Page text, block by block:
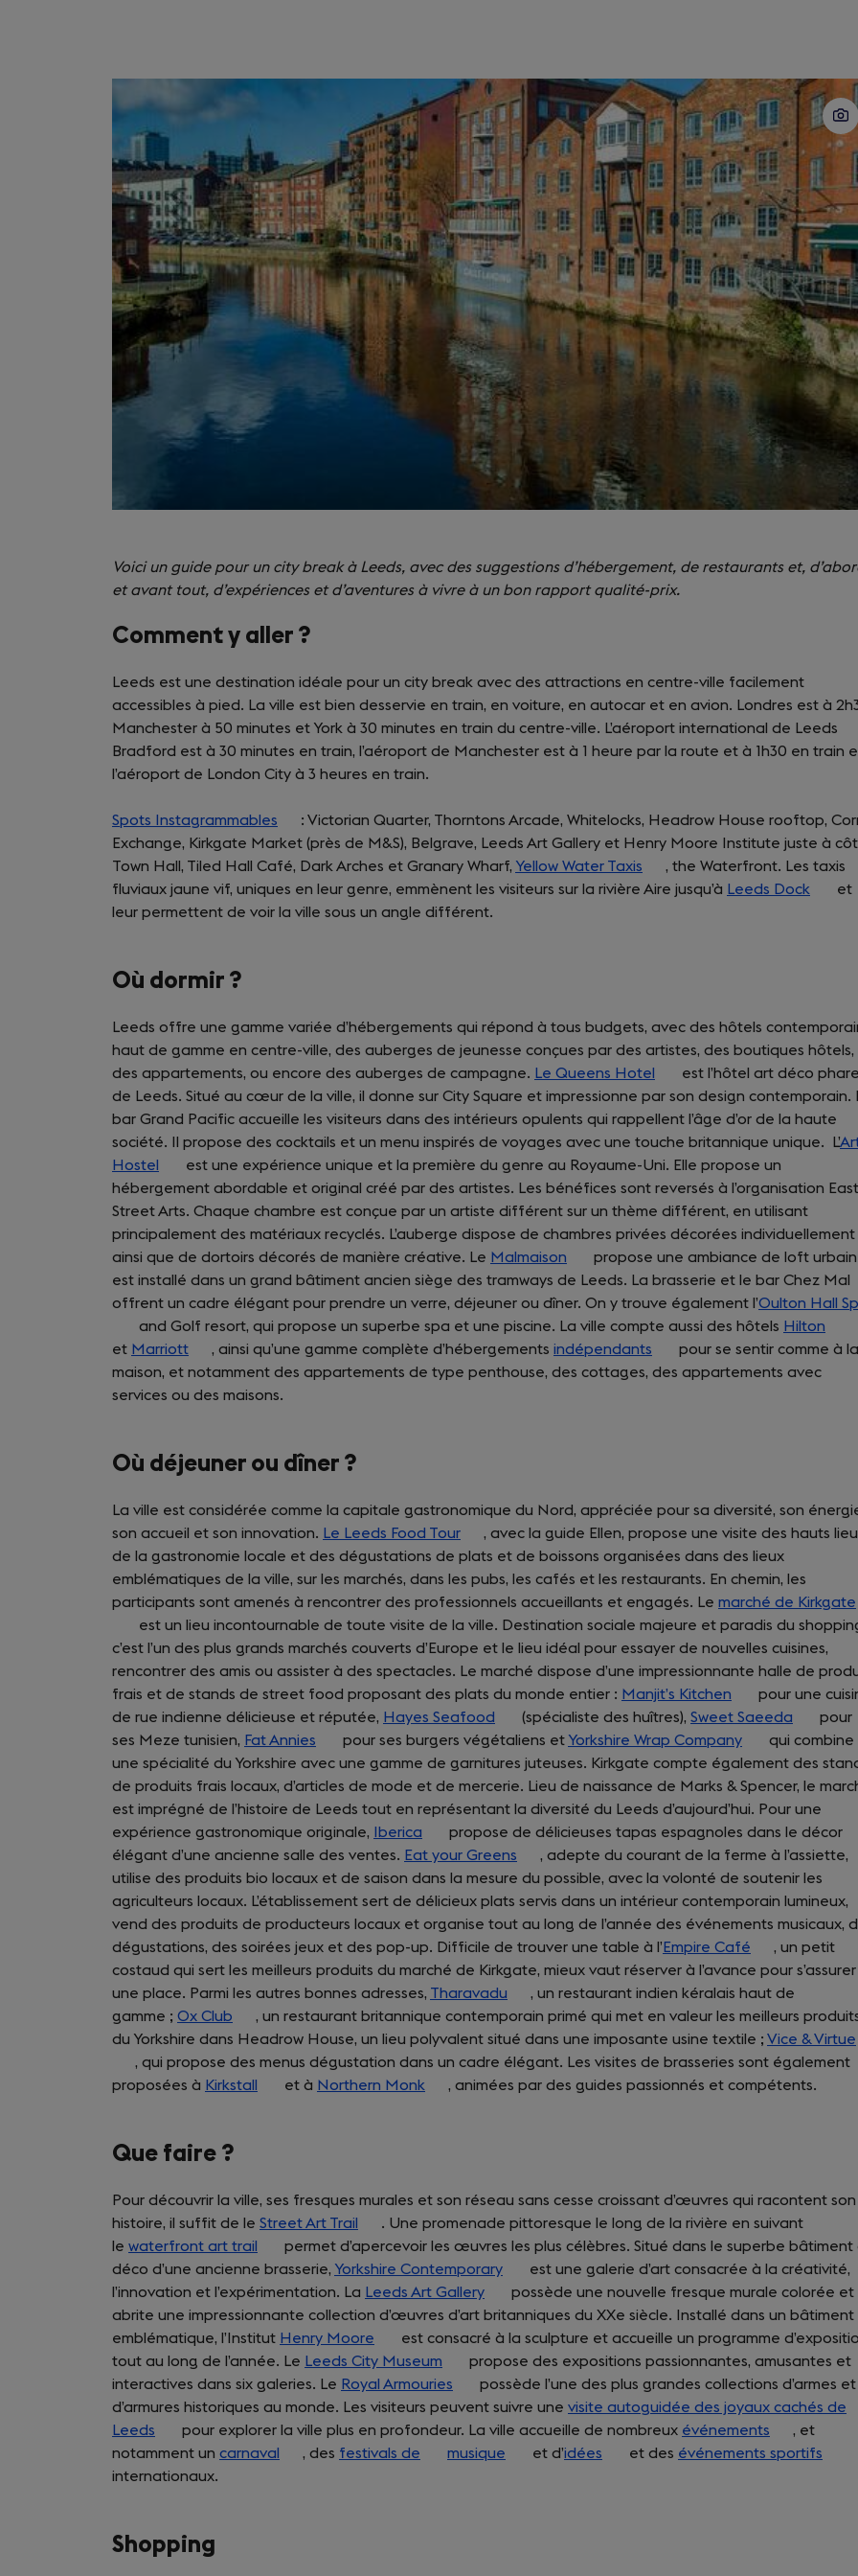
Voici un guide pour un city break à Leeds, avec des suggestions d’hébergement, de restaurants et,
et avant tout, d’expériences et d’aventures à vivre à un bon rapport qualité-prix.
Comment y aller ?
Leeds est une destination idéale pour un city break avec des attractions en centre-ville facilement
accessibles à pied. La ville est bien desservie en train, en voiture, en autocar et en avion. Londres est à
Manchester à 50 minutes et York à 30 minutes en train du centre-ville. L’aéroport international de Leeds
Bradford est à 30 minutes en train, l’aéroport de Manchester est à 1 heure par la route et à 1h30 en train
l’aéroport de London City à 3 heures en train.
Spots Instagrammables (opens
in
a
new
tab)
: Victorian Quarter, Thorntons Arcade, Whitelocks, Headrow House rooftop,
Exchange, Kirkgate Market (près de M&S), Belgrave, Leeds Art Gallery et Henry Moore Institute juste à
Town Hall, Tiled Hall Café, Dark Arches et Granary Wharf, Yellow Water Taxis (opens
in
, the Waterfront. Les taxis
fluviaux jaune vif, uniques en leur genre, emmènent les visiteurs sur la rivière Aire jusqu’à Leeds Dock (opens
et
leur permettent de voir la ville sous un angle différent.
Où dormir ?
Leeds offre une gamme variée d’hébergements qui répond à tous budgets, avec des hôtels
haut de gamme en centre-ville, des auberges de jeunesse conçues par des artistes, des boutiques hôtels,
des appartements, ou encore des auberges de campagne. Le Queens Hotel
(opens
in
a
new
tab)
est l’hôtel art déco phare
de Leeds. Situé au cœur de la ville, il donne sur City Square et impressionne par son design contemporain.
bar Grand Pacific accueille les visiteurs dans des intérieurs opulents qui rappellent l’âge d’or de la haute
société. Il propose des cocktails et un menu inspirés de voyages avec une touche britannique unique. L’
Hostel
(opens
in
a
new
tab)
est une expérience unique et la première du genre au Royaume-Uni. Elle propose un
hébergement abordable et original créé par des artistes. Les bénéfices sont reversés à l’organisation East
Street Arts. Chaque chambre est conçue par un artiste différent sur un thème différent, en utilisant
principalement des matériaux recyclés. L’auberge dispose de chambres privées décorées individuellement
ainsi que de dortoirs décorés de manière créative. Le Malmaison (opens
in
a
new
tab)
propose une ambiance de loft urbain.
est installé dans un grand bâtiment ancien siège des tramways de Leeds. La brasserie et le bar Chez Mal
offrent un cadre élégant pour prendre un verre, déjeuner ou dîner. On y trouve également l’Oulton Hall
and Golf resort, qui propose un superbe spa et une piscine. La ville compte aussi des hôtels Hilton
in
et Marriott (opens
in
a
, ainsi qu’une gamme complète d’hébergements indépendants (opens
in
pour se sentir comme à la
maison, et notamment des appartements de type penthouse, des cottages, des appartements avec
services ou des maisons.
Où déjeuner ou dîner ?
La ville est considérée comme la capitale gastronomique du Nord, appréciée pour sa diversité, son
son accueil et son innovation. Le Leeds Food Tour (opens
in
a
new
tab)
, avec la guide Ellen, propose une visite des hauts
de la gastronomie locale et des dégustations de plats et de boissons organisées dans des lieux
emblématiques de la ville, sur les marchés, dans les pubs, les cafés et les restaurants. En chemin, les
participants sont amenés à rencontrer des professionnels accueillants et engagés. Le marché de Kirkgate
est un lieu incontournable de toute visite de la ville. Destination sociale majeure et paradis du
c’est l’un des plus grands marchés couverts d’Europe et le lieu idéal pour essayer de nouvelles cuisines,
rencontrer des amis ou assister à des spectacles. Le marché dispose d’une impressionnante halle de
frais et de stands de street food proposant des plats du monde entier : Manjit’s Kitchen (opens
in
a
new
tab)
pour une
de rue indienne délicieuse et réputée, Hayes Seafood
(opens
in
a
new
tab)
(spécialiste des huîtres), Sweet Saeeda (opens
in
a
new
tab)
pour
ses Meze tunisien, Fat Annies (opens
in
a
new
tab)
pour ses burgers végétaliens et Yorkshire Wrap Company (opens
in
a
new
tab)
qui combine
une spécialité du Yorkshire avec une gamme de garnitures juteuses. Kirkgate compte également des
de produits frais locaux, d’articles de mode et de mercerie. Lieu de naissance de Marks & Spencer, le
est imprégné de l’histoire de Leeds tout en représentant la diversité du Leeds d’aujourd’hui. Pour une
expérience gastronomique originale,
Iberica (opens
in
a
new
tab)
propose de délicieuses tapas espagnoles dans le décor
élégant d’une ancienne salle des ventes. Eat your Greens (opens
in
a
new
tab)
, adepte du courant de la ferme à l’assiette,
utilise des produits bio locaux et de saison dans la mesure du possible, avec la volonté de soutenir les
agriculteurs locaux. L’établissement sert de délicieux plats servis dans un intérieur contemporain lumineux,
vend des produits de producteurs locaux et organise tout au long de l’année des événements musicaux,
dégustations, des soirées jeux et des pop-up. Difficile de trouver une table à l’ Empire Café (opens
in
a
new
tab)
, un petit
costaud qui sert les meilleurs produits du marché de Kirkgate, mieux vaut réserver à l’avance pour s’assurer
une place. Parmi les autres bonnes adresses, Tharavadu (opens
in
a
new
tab)
, un restaurant indien kéralais haut de
gamme ; Ox Club (opens
in
a
new
, un restaurant britannique contemporain primé qui met en valeur les meilleurs
du Yorkshire dans Headrow House, un lieu polyvalent situé dans une imposante usine textile ; Vice & Virtue
, qui propose des menus dégustation dans un cadre élégant. Les visites de brasseries sont également
proposées à Kirkstall
(opens
et à Northern Monk (opens
, animées par des guides passionnés et compétents.
Que faire ?
Pour découvrir la ville, ses fresques murales et son réseau sans cesse croissant d’œuvres qui racontent son
histoire, il suffit de le Street Art Trail
(opens
in
a
new
tab)
. Une promenade pittoresque le long de la rivière en suivant
le waterfront art trail
(opens
in
a
new
tab)
permet d’apercevoir les œuvres les plus célèbres. Situé dans le superbe bâtiment
déco d’une ancienne brasserie, Yorkshire Contemporary (opens
in
a
new
tab)
est une galerie d’art consacrée à la créativité,
l’innovation et l’expérimentation. La Leeds Art Gallery (opens
in
a
new
tab)
possède une nouvelle fresque murale colorée et
abrite une impressionnante collection d’œuvres d’art britanniques du XXe siècle. Installé dans un bâtiment
emblématique, l’Institut Henry Moore (opens
in
a
new
tab)
est consacré à la sculpture et accueille un programme
tout au long de l’année. Le Leeds City Museum (opens
in
a
new
tab)
propose des expositions passionnantes, amusantes et
interactives dans six galeries. Le Royal Armouries (opens
in
a
new
possède l’une des plus grandes collections d’armes et
d’armures historiques au monde. Les visiteurs peuvent suivre une visite autoguidée des joyaux cachés de
Leeds (opens
in
a
pour explorer la ville plus en profondeur. La ville accueille de nombreux événements (opens
in
, et
notamment un carnaval
(opens
, des festivals de (opensmusique (opens
et d’idées (openset des événements sportifs
internationaux.
Shopping